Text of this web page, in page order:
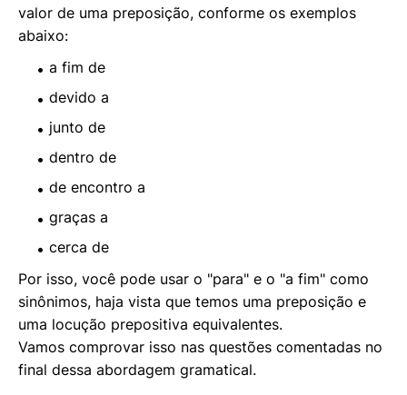
valor de uma preposição, conforme os exemplos
abaixo:
a fim de
devido a
junto de
dentro de
de encontro a
graças a
cerca de
Por isso, você pode usar o "para" e o "a fim" como
sinônimos, haja vista que temos uma preposição e
uma locução prepositiva equivalentes.
Vamos comprovar isso nas questões comentadas no
final dessa abordagem gramatical.